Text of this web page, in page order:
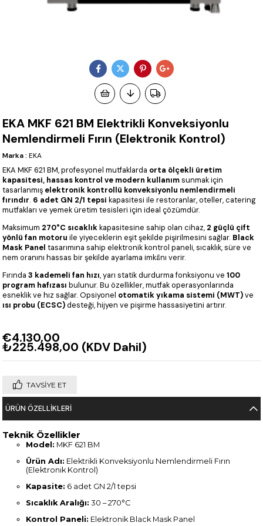
EKA MKF 621 BM Elektrikli Konveksiyonlu
Nemlendirmeli Fırın (Elektronik Kontrol)
Marka : EKA
EKA MKF 621 BM, profesyonel mutfaklarda orta ölçekli üretim
kapasitesi, hassas kontrol ve modern kullanımsunmak için
tasarlanmış elektronik kontrollü konveksiyonlu nemlendirmeli
fırındır. 6 adet GN 2/1 tepsi kapasitesi ile restoranlar, oteller, catering
mutfakları ve yemek üretim tesisleri için ideal çözümdür.
Maksimum 270°C sıcaklıkkapasitesine sahip olan cihaz, 2 güçlü çift
yönlü fan motoru ile yiyeceklerin eşit şekilde pişirilmesini sağlar. Black
Mask Panel tasarımına sahip elektronik kontrol paneli, sıcaklık, süre ve
nem oranını hassas bir şekilde ayarlama imkânı verir.
Fırında3 kademeli fan hızı, yarı statik durdurma fonksiyonu ve100
program hafızası bulunur. Bu özellikler, mutfak operasyonlarında
esneklik ve hız sağlar. Opsiyonel otomatik yıkama sistemi (MWT)ve
ısı probu (ECSC)desteği, hijyen ve pişirme hassasiyetini artırır.
€4.130,00
₺225.498,00 (KDV Dahil)
TAVSIYE ET
ÜRÜN ÖZELLIKLERI
Teknik Özellikler
Model: MKF 621 BM
Ürün Adı: Elektrikli Konveksiyonlu Nemlendirmeli Fırın
(Elektronik Kontrol)
Kapasite: 6 adet GN 2/1 tepsi
Sıcaklık Aralığı: 30 – 270°C
Kontrol Paneli: Elektronik Black Mask Panel